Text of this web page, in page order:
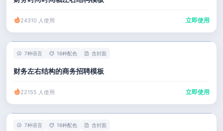
24310 人使用 立即使用
7种语言 16种配色 含封面
财务左右结构的商务招聘模板
22155 人使用 立即使用
7种语言 16种配色 含封面